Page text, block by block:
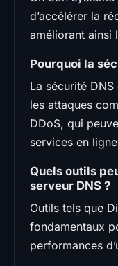
d’accélérer la
améliorant ainsi
Pourquoi la
La sécurité
les attaques
DDoS, qui
services en
Quels outils
serveur DNS ?
Outils tels que
fondamentaux
performances